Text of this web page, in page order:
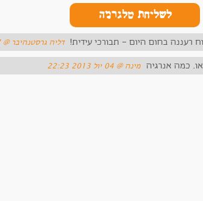
לשליחת טלגרמה
רעננה בחום היום - תבורכי עידית! ‏דליה גרסטנהיבר ‏@ 07 יול 2013 18:12
כמה אנרגיה ‏מינה ‏@ 04 יול 2013 22:23